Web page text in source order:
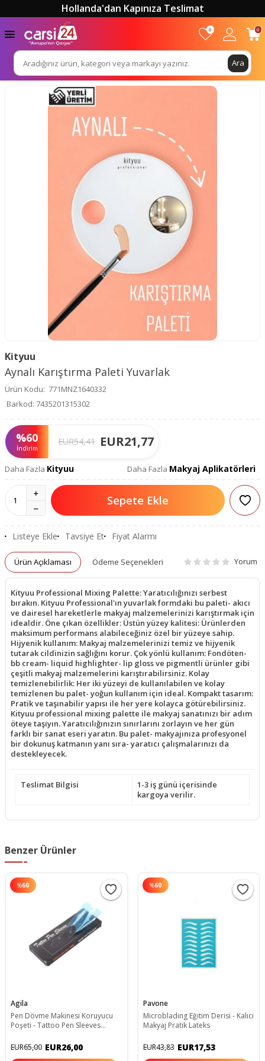
Hollanda'dan Kapınıza Teslimat
Ara
0 0
Kityuu
Aynalı Karıştırma Paleti Yuvarlak
Ürün Kodu: 771MNZ1640332
Barkod: 7435201315302
%60
İndirim
EUR54,41 EUR21,77
Daha Fazla Kityuu Daha Fazla Makyaj Aplikatörleri
Sepete Ekle
Listeye Ekle Tavsiye Et Fiyat Alarmı
Ürün Açıklaması Ödeme Seçenekleri Yorum
Kityuu Professional Mixing Palette: Yaratıcılığınızı serbest
bırakın. Kityuu Professional'ın yuvarlak formdaki bu paleti- akıcı
ve dairesel hareketlerle makyaj malzemelerinizi karıştırmak için
idealdir. Öne çıkan özellikler: Üstün yüzey kalitesi: Ürünlerden
maksimum performans alabileceğiniz özel bir yüzeye sahip.
Hijyenik kullanım: Makyaj malzemelerinizi temiz ve hijyenik
tutarak cildinizin sağlığını korur. Çok yönlü kullanım: Fondöten-
bb cream- liquid highlighter- lip gloss ve pigmentli ürünler gibi
çeşitli makyaj malzemelerini karıştırabilirsiniz. Kolay
temizlenebilirlik: Her iki yüzeyi de kullanılabilen ve kolay
temizlenen bu palet- yoğun kullanım için ideal. Kompakt tasarım:
Pratik ve taşınabilir yapısı ile her yere kolayca götürebilirsiniz.
Kityuu professional mixing palette ile makyaj sanatınızı bir adım
öteye taşıyın. Yaratıcılığınızın sınırlarını zorlayın ve her gün
farklı bir sanat eseri yaratın. Bu palet- makyajınıza profesyonel
bir dokunuş katmanın yanı sıra- yaratıcı çalışmalarınızı da
destekleyecek.
Teslimat Bilgisi
1-3 iş günü içerisinde
kargoya verilir.
Benzer Ürünler
%60
Agila
Pen Dövme Makinesi Koruyucu
Poşeti - Tattoo Pen Sleeves
EUR65,00 EUR26,00
%60
Pavone
Microblading Eğitim Derisi - Kalıcı
Makyaj Pratik Lateks
EUR43,83 EUR17,53